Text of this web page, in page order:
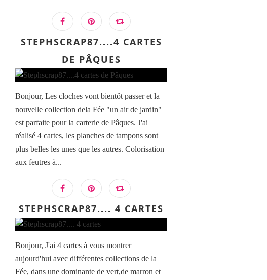
STEPHSCRAP87....4 CARTES
DE PÂQUES
Bonjour, Les cloches vont bientôt passer et la
nouvelle collection dela Fée "un air de jardin"
est parfaite pour la carterie de Pâques. J'ai
réalisé 4 cartes, les planches de tampons sont
plus belles les unes que les autres. Colorisation
aux feutres à...
STEPHSCRAP87.... 4 CARTES
Bonjour, J'ai 4 cartes à vous montrer
aujourd'hui avec différentes collections de la
Fée, dans une dominante de vert,de marron et